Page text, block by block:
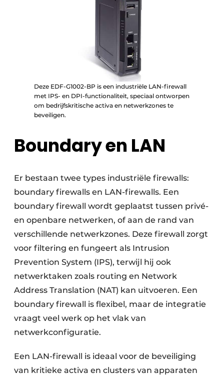
Deze EDF-G1002-BP is een industriële LAN-firewall
met IPS- en DPI-functionaliteit, speciaal ontworpen
om bedrijfskritische activa en netwerkzones te
beveiligen.
Boundary en LAN
Er bestaan twee types industriële firewalls:
boundary firewalls en LAN-firewalls. Een
boundary firewall wordt geplaatst tussen privé-
en openbare netwerken, of aan de rand van
verschillende netwerkzones. Deze firewall zorgt
voor filtering en fungeert als Intrusion
Prevention System (IPS), terwijl hij ook
netwerktaken zoals routing en Network
Address Translation (NAT) kan uitvoeren. Een
boundary firewall is flexibel, maar de integratie
vraagt veel werk op het vlak van
netwerkconfiguratie.
Een LAN-firewall is ideaal voor de beveiliging
van kritieke activa en clusters van apparaten